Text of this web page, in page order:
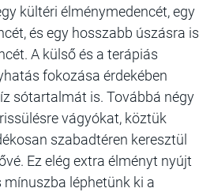
kültéri élménymedencét, egy
és egy hosszabb úszásra is
A külső és a terápiás
fokozása érdekében
sótartalmát is. Továbbá négy
vágyókat, köztük
szabadtéren keresztül
Ez elég extra élményt nyújt
mínuszba léphetünk ki a